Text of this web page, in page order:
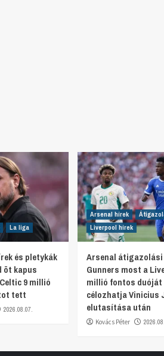
La liga
és pletykák
öt kapus
9 millió
tett
2026.08.07.
Arsenal hírek
Liverpool hírek
Arsenal átigazolási
Gunners most a
millió fontos duóját
célozhatja Vinicius
elutasítása után
Kovács Péter